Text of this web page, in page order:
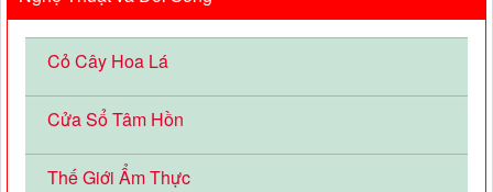
Cỏ Cây Hoa Lá
Cửa Sổ Tâm Hồn
Thế Giới Ẩm Thực